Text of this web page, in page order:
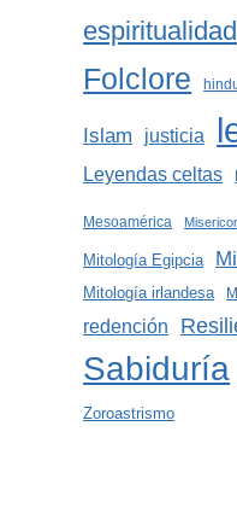
espiritualidad
Folclore
Islam justicia
Leyendas celtas
Mesoamérica
Mitología Egipcia
Mitología irlandesa
redención
Sabiduría
Zoroastrismo